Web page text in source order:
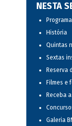
NESTA
História
Quintas
Sextas
Reserva
Filmes e
Receba
Galeria